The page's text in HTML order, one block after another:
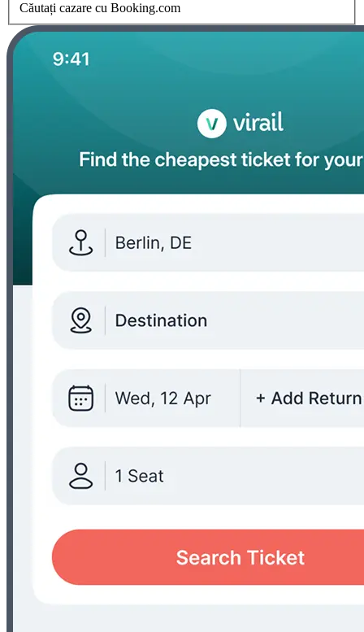
Căutați cazare cu Booking.com